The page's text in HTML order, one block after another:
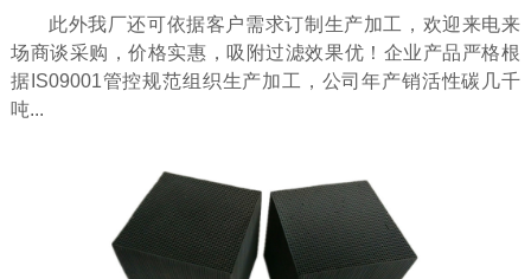
此外我厂还可依据客户需求订制生产加工，欢迎来电来
场商谈采购，价格实惠，吸附过滤效果优！企业产品严格根
据IS09001管控规范组织生产加工，公司年产销活性碳几千
吨...